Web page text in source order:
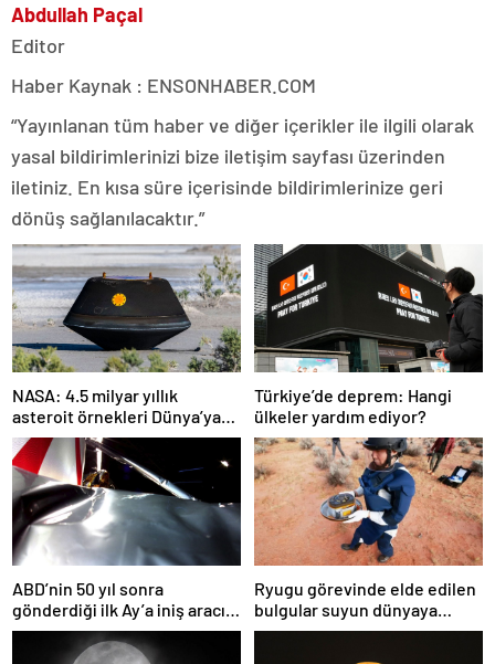
Abdullah Paçal
Editor
Haber Kaynak : ENSONHABER.COM
“Yayınlanan tüm haber ve diğer içerikler ile ilgili olarak
yasal bildirimlerinizi bize iletişim sayfası üzerinden
iletiniz. En kısa süre içerisinde bildirimlerinize geri
dönüş sağlanılacaktır.”
NASA: 4.5 milyar yıllık
asteroit örnekleri Dünya’ya
getirildi; yaşamın
başlangıcına ışık tutabilir
Türkiye’de deprem: Hangi
ülkeler yardım ediyor?
ABD’nin 50 yıl sonra
gönderdiği ilk Ay’a iniş aracı
Peregrine atmosferde
yanarak denize düştü
Ryugu görevinde elde edilen
bulgular suyun dünyaya
asteroitlerce getirilmiş